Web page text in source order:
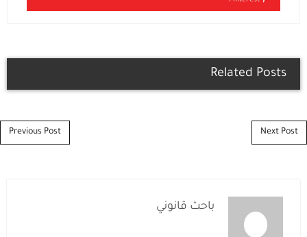
Related Posts
Post navigation
Previous Post Next Post
باحث قانوني